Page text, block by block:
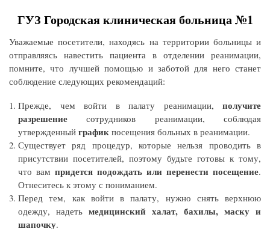
ГУЗ Городская клиническая больница №1
Уважаемые посетители, находясь на территории больницы и
отправляясь навестить пациента в отделении реанимации,
помните, что лучшей помощью и заботой для него станет
соблюдение следующих рекомендаций:
Прежде, чем войти в палату реанимации, получите
разрешение сотрудников реанимации, соблюдая
утвержденный график посещения больных в реанимации.
Существует ряд процедур, которые нельзя проводить в
присутствии посетителей, поэтому будьте готовы к тому,
что вам придется подождать или перенести посещение.
Отнеситесь к этому с пониманием.
Перед тем, как войти в палату, нужно снять верхнюю
одежду, надеть медицинский халат, бахилы, маску и
шапочку.